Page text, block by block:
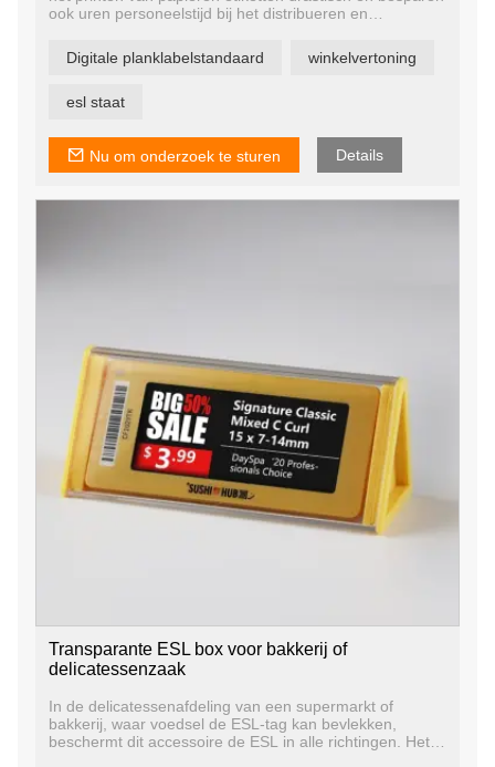
ook uren personeelstijd bij het distribueren en
een enorm potentieel om de verkoop, winstgevendheid
en concurrentievoordeel te vergroten met flexibele,
Digitale planklabelstandaard winkelvertoning
esl staat
Nu om onderzoek te sturen Details
Transparante ESL box voor bakkerij of
delicatessenzaak
In de delicatessenafdeling van een supermarkt of
bakkerij, waar voedsel de ESL-tag kan bevlekken,
beschermt dit accessoire de ESL in alle richtingen. Het is